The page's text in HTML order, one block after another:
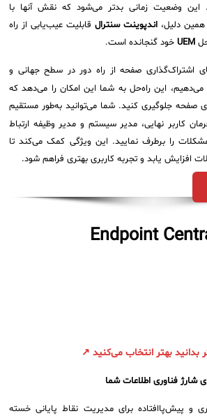
این وضعیت زمانی بدتر می‌شود که نقش آنها با
دلیل، اندپوینت سنترال قابلیت عیب‌یابی از راه
UEM خود گنجانده است.
اشتراک‌گذاری صفحه از راه دور در سطح جهانی و
می‌دهیم، این راه‌حل به شما این امکان را می‌دهد که
صفحه جلوگیری کنید. شما می‌توانید به‌طور مستقیم
کاربر نهایی، مدیر سیستم و مدیر وظیفه ارتباط
را برطرف نمایید. این ویژگی کمک می‌کند تا
افزایش یابد و تجربه کاربری بهتری فراهم شود.
Endpoint
بدانید بهتر انتخاب می‌کنید ↗
و پیش‌پاافتاده برای مدیریت نقاط پایانی خسته